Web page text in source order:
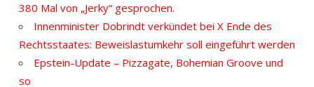
380 Mal von „Jerky“ gesprochen.
Innenminister Dobrindt verkündet bei X Ende des
Rechtsstaates: Beweislastumkehr soll eingeführt werden
Epstein-Update – Pizzagate, Bohemian Groove und
so